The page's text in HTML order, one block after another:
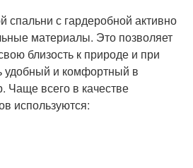
с гардеробной активно
материалы. Это позволяет
близость к природе и при
удобный и комфортный в
Чаще всего в качестве
используются: